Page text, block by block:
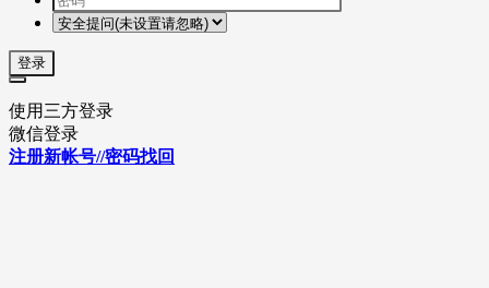
登录
使用三方登录
微信登录
注册新帐号//密码找回